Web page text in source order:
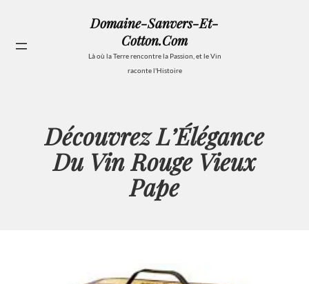
contenu
Domaine-Sanvers-Et-
Cotton.com
Là où la Terre rencontre la Passion, et le Vin
raconte l'Histoire
Découvrez L’Élégance
Du Vin Rouge Vieux
Pape